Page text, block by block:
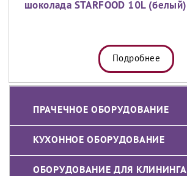
ПРАЧЕЧНОЕ ОБОРУДОВАНИЕ
КУХОННОЕ ОБОРУДОВАНИЕ
ОБОРУДОВАНИЕ ДЛЯ КЛИНИНГА
шоколада STARFOOD 10L (белый)
Подробнее